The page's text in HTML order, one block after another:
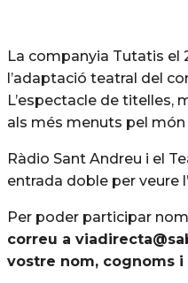
La companyia Tutatis el
l’adaptació teatral del
L’espectacle de titelles,
als més menuts pel
Ràdio Sant Andreu i el
entrada doble per veure
Per poder participar
correu a
vostre nom, cognoms